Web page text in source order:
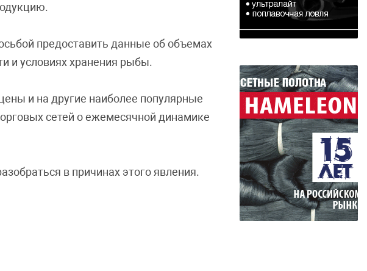
предоставить данные об объемах
и условиях хранения рыбы.
и на другие наиболее популярные
сетей о ежемесячной динамике
в причинах этого явления.